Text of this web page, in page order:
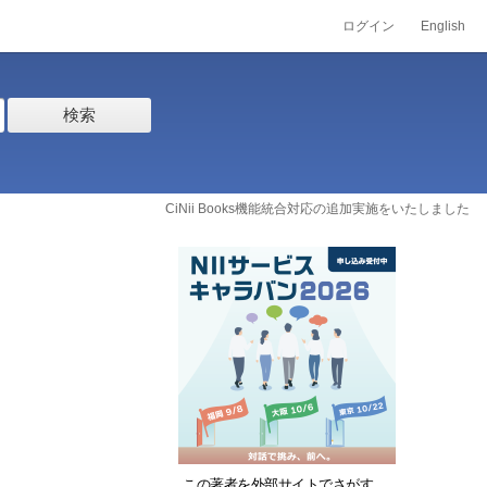
ログイン English
検索
CiNii Books機能統合対応の追加実施をいたしました